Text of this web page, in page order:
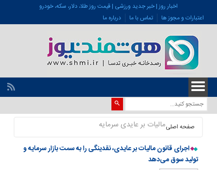
اخبار روز | خبر جدید ورزشی | قیمت روز طلا، دلار، سکه، خودرو
اعتبارات و مجوز ها
تماس با ما درباره ما
صفحه اصلیمالیات بر عایدی سرمایه
اجرای قانون مالیات بر عایدی، نقدینگی را به سمت بازار سرمایه و
تولید سوق می‌دهد